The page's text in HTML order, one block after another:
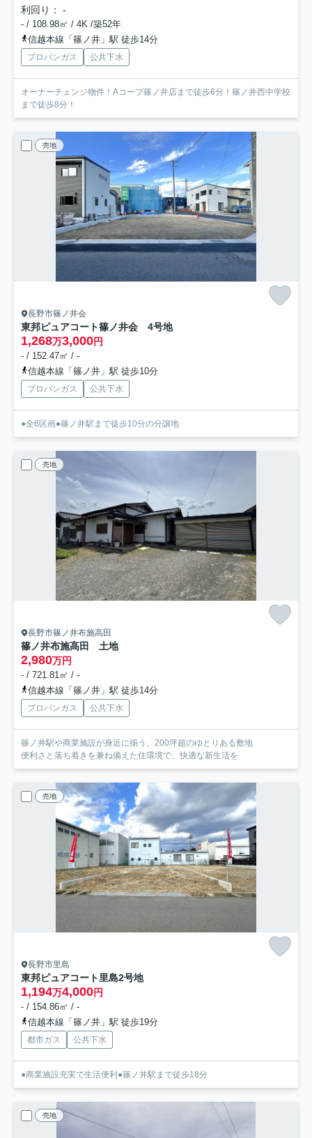
利回り： -
- / 108.98㎡ / 4K /築52年
信越本線「篠ノ井」駅 徒歩14分
プロパンガス 公共下水
オーナーチェンジ物件！Aコープ篠ノ井店まで徒歩6分！篠ノ井西中学校
まで徒歩8分！
売地
長野市篠ノ井会
東邦ピュアコート篠ノ井会 4号地
1,268万3,000円
- / 152.47㎡ / -
信越本線「篠ノ井」駅 徒歩10分
プロパンガス 公共下水
●全6区画●篠ノ井駅まで徒歩10分の分譲地
売地
長野市篠ノ井布施高田
篠ノ井布施高田 土地
2,980万円
- / 721.81㎡ / -
信越本線「篠ノ井」駅 徒歩14分
プロパンガス 公共下水
篠ノ井駅や商業施設が身近に揃う、200坪超のゆとりある敷地
便利さと落ち着きを兼ね備えた住環境で、快適な新生活を
売地
長野市里島
東邦ピュアコート里島2号地
1,194万4,000円
- / 154.86㎡ / -
信越本線「篠ノ井」駅 徒歩19分
都市ガス 公共下水
●商業施設充実で生活便利●篠ノ井駅まで徒歩18分
売地